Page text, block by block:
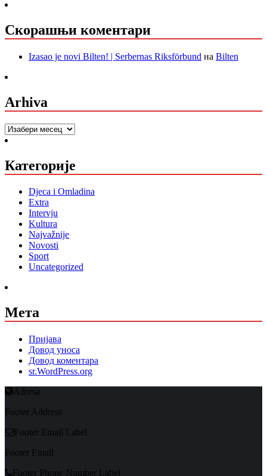
Скорашњи коментари
Izasao je novi Bilten! | Serbernas Riksförbund на Bilten
Arhiva
Arhiva
Категорије
Djeca i Omladina
Extra
Intervju
Kultura
Najvažnije
Novosti
Sport
Uncategorized
Мета
Пријава
Довод уноса
Довод коментара
sr.WordPress.org
Adresa
Footer Address
Footer Email Label
Footer Email
Footer Phone Number Label